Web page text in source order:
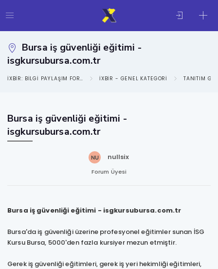
Bursa iş güvenliği eğitimi -
isgkursubursa.com.tr
IXBIR: BILGI PAYLAŞIM FORUMU IXBIR - GENEL KATEGORI TANITIM
Bursa iş güvenliği eğitimi -
isgkursubursa.com.tr
nullsix
Forum Üyesi
Bursa iş güvenliği eğitimi - isgkursubursa.com.tr
Bursa'da iş güvenliği üzerine profesyonel eğitimler sunan İSG
Kursu Bursa, 5000'den fazla kursiyer mezun etmiştir.
Gerek iş güvenliği eğitimleri, gerek iş yeri hekimliği eğitimleri,